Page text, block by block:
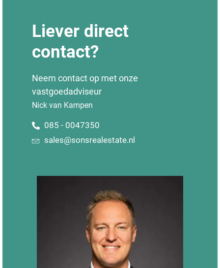
Liever direct
contact?
Neem contact op met onze
vastgoedadviseur
Nick van Kampen
085 - 0047350
sales@sonsrealestate.nl